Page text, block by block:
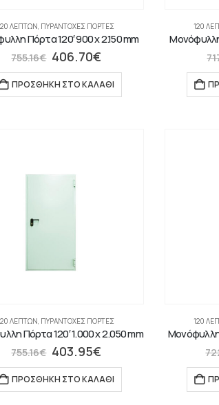
ΛΕΠΤΏΝ, ΠΥΡΆΝΤΟΧΕΣ ΠΌΡΤΕΣ
Πόρτα 120′ 900 x 2.150 mm
755.16€ 406.70€
ΠΡΟΣΘΉΚΗ ΣΤΟ ΚΑΛΆΘΙ
120
Μονόφυλλη
ΛΕΠΤΏΝ, ΠΥΡΆΝΤΟΧΕΣ ΠΌΡΤΕΣ
Πόρτα 120′ 1.000 x 2.050 mm
755.16€ 403.95€
ΠΡΟΣΘΉΚΗ ΣΤΟ ΚΑΛΆΘΙ
120
Μονόφυλλη